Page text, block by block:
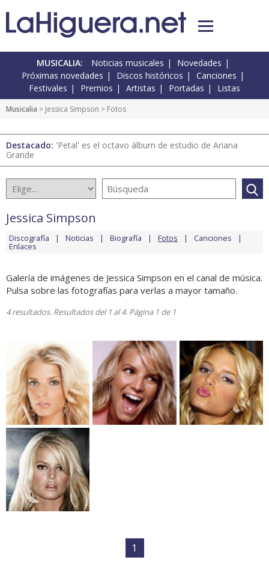
MUSICALIA: Noticias musicales
Novedades
Próximas novedades
Discos históricos
Canciones
Festivales
Premios Artistas Portadas Listas
Musicalia > Jessica Simpson > Fotos
Destacado: 'Petal' es el octavo álbum de estudio de Ariana
Grande
Jessica Simpson
Discografía Noticias Biografía Fotos Canciones
Enlaces
Galería de imágenes de Jessica Simpson en el canal de música.
Pulsa sobre las fotografías para verlas a mayor tamaño.
4 resultados. Resultados del 1 al 4. Página 1 de 1
1